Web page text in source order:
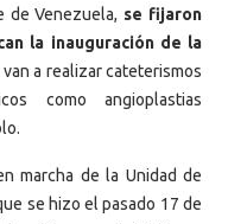
de Venezuela, se fijaron
la inauguración de la
a realizar cateterismos
como angioplastias
marcha de la Unidad de
se hizo el pasado 17 de